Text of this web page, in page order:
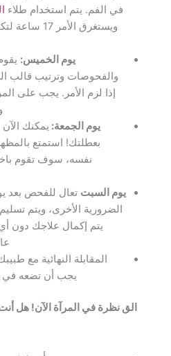
الفم. يتم استخدام طلاءالزركونيوم
ويستغرق الأمر 17 ساعة لتكون
يوم الخميس:يقوم الطبيب
والفحوصات وترتيب قالب الزركونيوم.
إذا لزم الأمر. يجب على المريض إجراء
وقضاء
يوم الجمعة: يمكنك الآن استكشاف
بعطلتك! استمتع بالمظهر الجديد
نفسه، سوف تقوم باختبار عملية
السبت
تعال للفحص بعد يوم واحد
الأخرى، ويتم تسليم لوحة
يتم إكمال علاجك دون أي وقت
عاداتك
المقابلة النهائية مع طبيبك المعالج
يجب أن تضعه في اعتبارك
في المرآة الآن! هل أنت مندهش من